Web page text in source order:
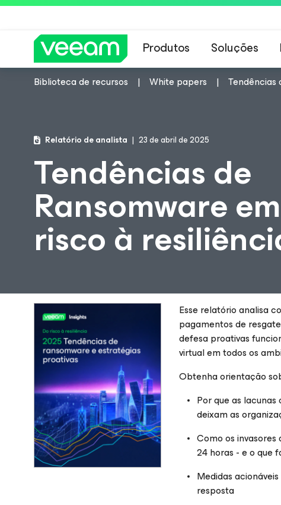
Produtos Soluções
Biblioteca de recursos White papers Tendências
Relatório de analista 23 de abril de 2025
Tendências de
Ransomware
risco à
Esse relatório analisa
pagamentos de
defesa proativas
virtual em todos os
Obtenha orientação
Por que as
deixam as
Como os
24 horas - e o que
Medidas
resposta